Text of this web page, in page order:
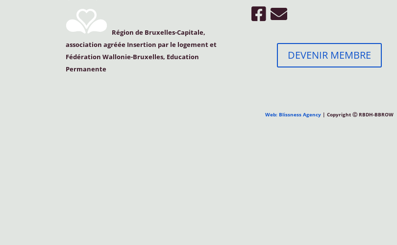
Région de Bruxelles-Capitale,
association agréée Insertion par le logement et
Fédération Wallonie-Bruxelles, Education
Permanente
DEVENIR MEMBRE
Web: Blissness Agency | Copyright Ⓒ RBDH-BBROW